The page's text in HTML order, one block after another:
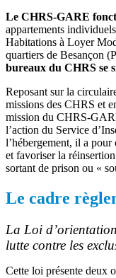
Le CHRS-GARE
appartements
Habitations à Loyer
quartiers de Besançon
bureaux du CHRS se
Reposant sur la
missions des CHRS et
mission du CHRS-
l’action du Service
l’hébergement, il a
et favoriser la
sortant de prison ou «
Le cadre
La Loi
lutte contre les
Cette loi présente deux